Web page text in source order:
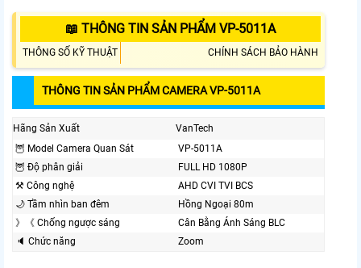
📖 THÔNG TIN SẢN PHẨM VP-5011A
THÔNG SỐ KỸ THUẬT CHÍNH SÁCH BẢO HÀNH
THÔNG TIN SẢN PHẨM CAMERA VP-5011A
Hãng Sản Xuất
VanTech
🦉 Model Camera Quan Sát
VP-5011A
🦉 Độ phân giải
FULL HD 1080P
⚒ Công nghệ
AHD CVI TVI BCS
🌙 Tầm nhìn ban đêm
Hồng Ngoại 80m
》《 Chống ngược sáng
Cân Bằng Ánh Sáng BLC
🔈 Chức năng
Zoom